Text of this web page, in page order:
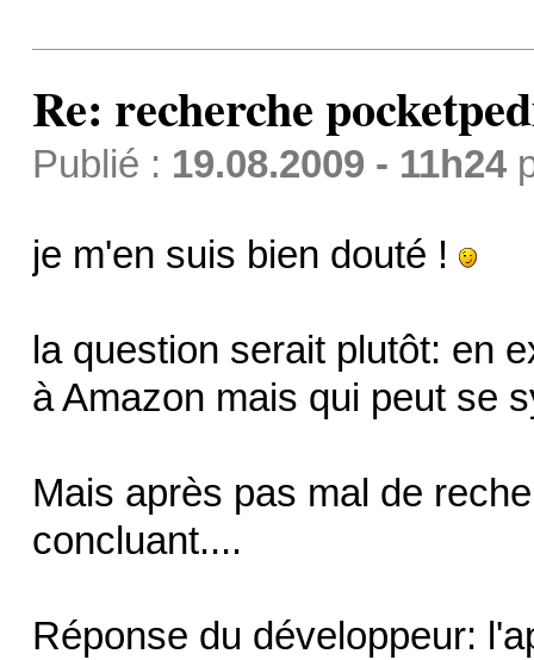
Re: recherche
Publié : 19.08.2009 - 11h24
je m'en suis bien douté !
la question serait plutôt: en
à Amazon mais qui peut se
Mais après pas mal de
concluant....
Réponse du développeur: